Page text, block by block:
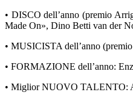
• DISCO dell’anno (premio
Made On», Dino Betti van der
• MUSICISTA dell’anno
• FORMAZIONE dell’anno:
• Miglior NUOVO TALENTO: